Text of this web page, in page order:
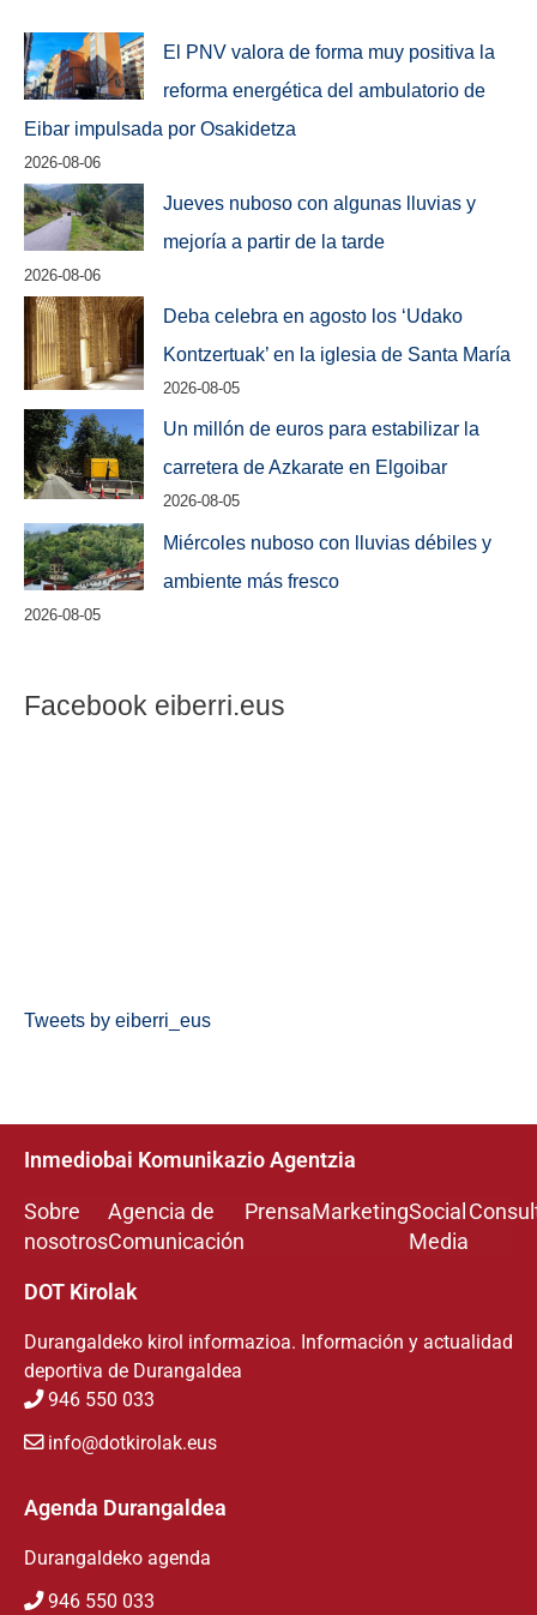
El PNV valora de forma muy positiva la
reforma energética del ambulatorio de
Eibar impulsada por Osakidetza
2026-08-06
Jueves nuboso con algunas lluvias y
mejoría a partir de la tarde
2026-08-06
Deba celebra en agosto los ‘Udako
Kontzertuak’ en la iglesia de Santa María
2026-08-05
Un millón de euros para estabilizar la
carretera de Azkarate en Elgoibar
2026-08-05
Miércoles nuboso con lluvias débiles y
ambiente más fresco
2026-08-05
Facebook eiberri.eus
Tweets by eiberri_eus
Inmediobai Komunikazio Agentzia
Sobre
nosotros
Agencia de
Comunicación
PrensaMarketingSocial
Media
DOT Kirolak
Durangaldeko kirol informazioa. Información y actualidad
deportiva de Durangaldea
946 550 033
info@dotkirolak.eus
Agenda Durangaldea
Durangaldeko agenda
946 550 033